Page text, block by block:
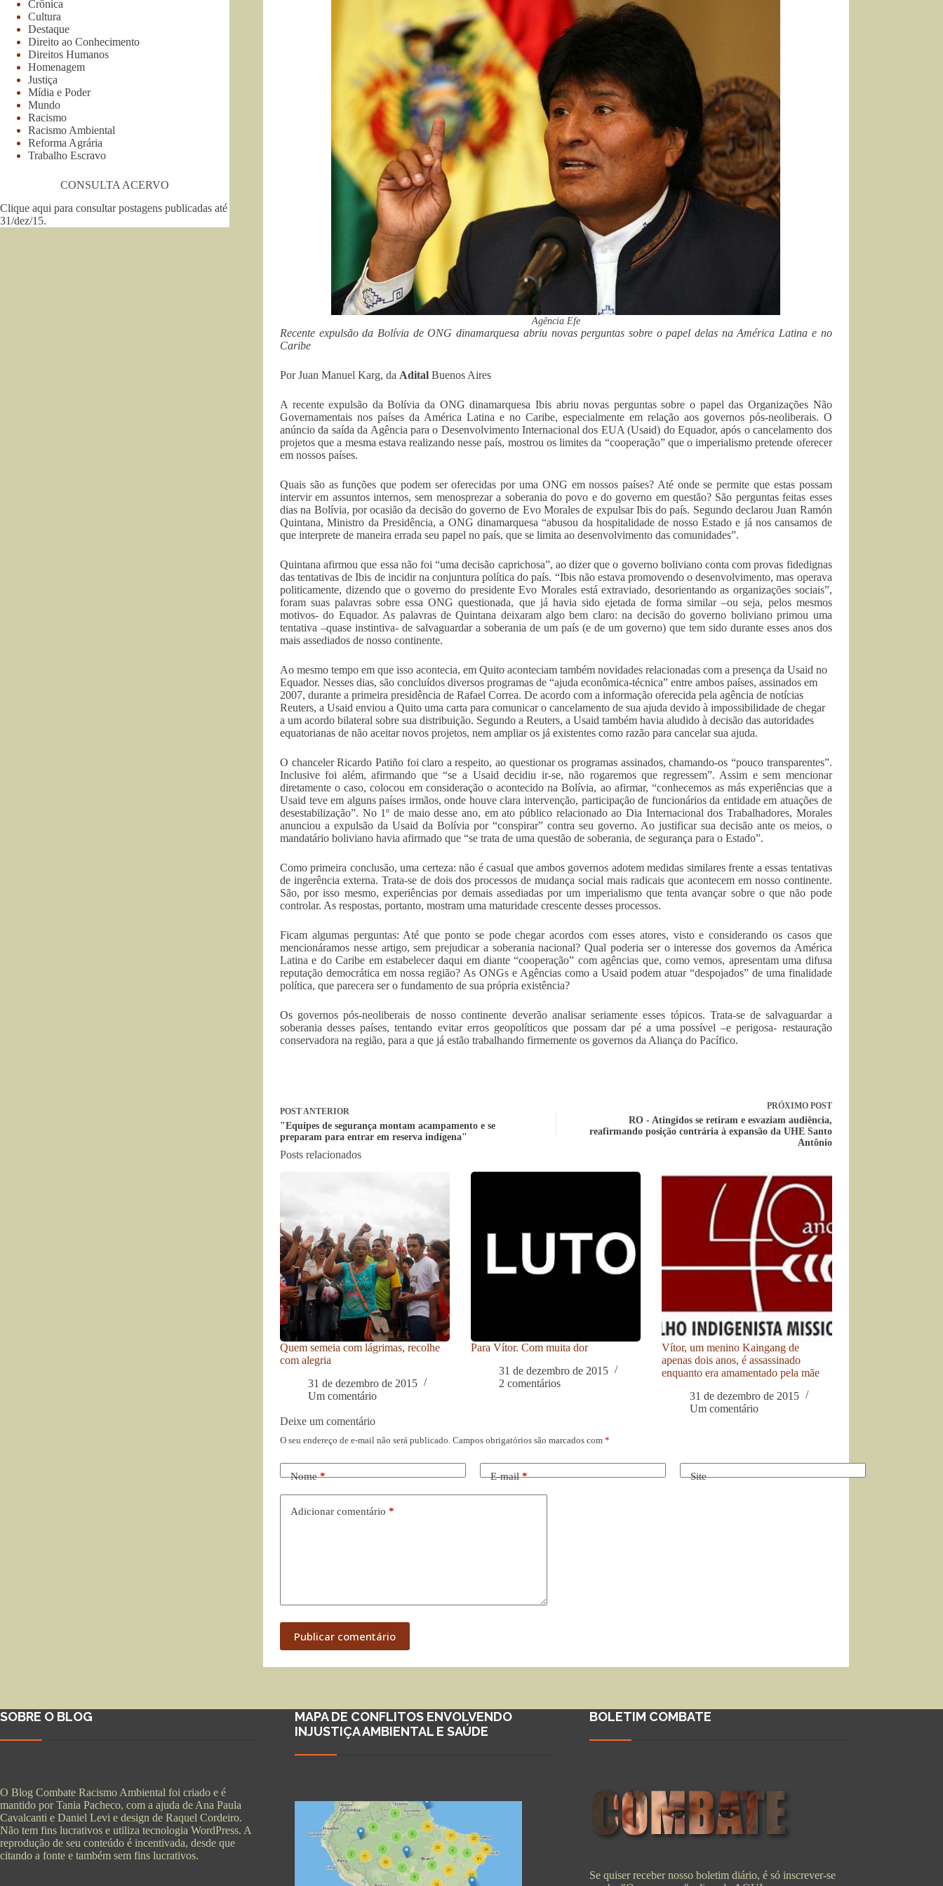
Agência Efe
Recente expulsão da Bolívia de ONG dinamarquesa abriu novas perguntas sobre o papel delas na América Latina e no
Caribe
Por Juan Manuel Karg, da AditalBuenos Aires
A recente expulsão da Bolívia da ONG dinamarquesa Ibis abriu novas perguntas sobre o papel das Organizações Não
Governamentais nos países da América Latina e no Caribe, especialmente em relação aos governos pós-neoliberais. O
anúncio da saída da Agência para o Desenvolvimento Internacional dos EUA (Usaid) do Equador, após o cancelamento dos
projetos que a mesma estava realizando nesse país, mostrou os limites da “cooperação” que o imperialismo pretende oferecer
em nossos países.
Quais são as funções que podem ser oferecidas por uma ONG em nossos países? Até onde se permite que estas possam
intervir em assuntos internos, sem menosprezar a soberania do povo e do governo em questão? São perguntas feitas esses
dias na Bolívia, por ocasião da decisão do governo de Evo Morales de expulsar Ibis do país. Segundo declarou Juan Ramón
Quintana, Ministro da Presidência, a ONG dinamarquesa “abusou da hospitalidade de nosso Estado e já nos cansamos de
que interprete de maneira errada seu papel no país, que se limita ao desenvolvimento das comunidades”.
Quintana afirmou que essa não foi “uma decisão caprichosa”, ao dizer que o governo boliviano conta com provas fidedignas
das tentativas de Ibis de incidir na conjuntura política do país. “Ibis não estava promovendo o desenvolvimento, mas operava
politicamente, dizendo que o governo do presidente Evo Morales está extraviado, desorientando as organizações sociais”,
foram suas palavras sobre essa ONG questionada, que já havia sido ejetada de forma similar –ou seja, pelos mesmos
motivos- do Equador. As palavras de Quintana deixaram algo bem claro: na decisão do governo boliviano primou uma
tentativa –quase instintiva- de salvaguardar a soberania de um país (e de um governo) que tem sido durante esses anos dos
mais assediados de nosso continente.
Ao mesmo tempo em que isso acontecia, em Quito aconteciam também novidades relacionadas com a presença da Usaid no
Equador. Nesses dias, são concluídos diversos programas de “ajuda econômica-técnica” entre ambos países, assinados em
2007, durante a primeira presidência de Rafael Correa. De acordo com a informação oferecida pela agência de notícias
Reuters, a Usaid enviou a Quito uma carta para comunicar o cancelamento de sua ajuda devido à impossibilidade de chegar
a um acordo bilateral sobre sua distribuição. Segundo a Reuters, a Usaid também havia aludido à decisão das autoridades
equatorianas de não aceitar novos projetos, nem ampliar os já existentes como razão para cancelar sua ajuda.
O chanceler Ricardo Patiño foi claro a respeito, ao questionar os programas assinados, chamando-os “pouco transparentes”.
Inclusive foi além, afirmando que “se a Usaid decidiu ir-se, não rogaremos que regressem”. Assim e sem mencionar
diretamente o caso, colocou em consideração o acontecido na Bolívia, ao afirmar, “conhecemos as más experiências que a
Usaid teve em alguns países irmãos, onde houve clara intervenção, participação de funcionários da entidade em atuações de
desestabilização”. No 1º de maio desse ano, em ato público relacionado ao Dia Internacional dos Trabalhadores, Morales
anunciou a expulsão da Usaid da Bolívia por “conspirar” contra seu governo. Ao justificar sua decisão ante os meios, o
mandatário boliviano havia afirmado que “se trata de uma questão de soberania, de segurança para o Estado”.
Como primeira conclusão, uma certeza: não é casual que ambos governos adotem medidas similares frente a essas tentativas
de ingerência externa. Trata-se de dois dos processos de mudança social mais radicais que acontecem em nosso continente.
São, por isso mesmo, experiências por demais assediadas por um imperialismo que tenta avançar sobre o que não pode
controlar. As respostas, portanto, mostram uma maturidade crescente desses processos.
Ficam algumas perguntas: Até que ponto se pode chegar acordos com esses atores, visto e considerando os casos que
mencionáramos nesse artigo, sem prejudicar a soberania nacional? Qual poderia ser o interesse dos governos da América
Latina e do Caribe em estabelecer daqui em diante “cooperação” com agências que, como vemos, apresentam uma difusa
reputação democrática em nossa região? As ONGs e Agências como a Usaid podem atuar “despojados” de uma finalidade
política, que parecera ser o fundamento de sua própria existência?
Os governos pós-neoliberais de nosso continente deverão analisar seriamente esses tópicos. Trata-se de salvaguardar a
soberania desses países, tentando evitar erros geopolíticos que possam dar pé a uma possível –e perigosa- restauração
conservadora na região, para a que já estão trabalhando firmemente os governos da Aliança do Pacífico.
POSTANTERIOR
"Equipes de segurança montam acampamento e se
preparam para entrar em reserva indígena"
PRÓXIMO POST
RO - Atingidos se retiram e esvaziam audiência,
reafirmando posição contrária à expansão da UHE Santo
Antônio
Posts relacionados
Quem semeia com lágrimas, recolhe
com alegria
31 de dezembro de 2015
Um comentário
Para Vítor. Com muita dor
31 de dezembro de 2015
2 comentários
Vítor, um menino Kaingang de
apenas dois anos, é assassinado
enquanto era amamentado pela mãe
31 de dezembro de 2015
Um comentário
Deixe um comentário
O seu endereço de e-mail não será publicado. Campos obrigatórios são marcados com *
Nome* E-mail* Site
Adicionar comentário *
Publicar comentário
Crônica
Cultura
Destaque
Direito ao Conhecimento
Direitos Humanos
Homenagem
Justiça
Mídia e Poder
Mundo
Racismo
Racismo Ambiental
Reforma Agrária
Trabalho Escravo
CONSULTA ACERVO
Clique aqui para consultar postagens publicadas até
31/dez/15.
SOBRE O BLOG
O Blog Combate Racismo Ambiental foi criado e é
mantido por Tania Pacheco, com a ajuda de Ana Paula
Cavalcanti e Daniel Levi e design de Raquel Cordeiro.
Não tem fins lucrativos e utiliza tecnologia WordPress. A
reprodução de seu conteúdo é incentivada, desde que
citando a fonte e também sem fins lucrativos.
MAPA DE CONFLITOS ENVOLVENDO
INJUSTIÇA AMBIENTAL E SAÚDE
BOLETIM COMBATE
Se quiser receber nosso boletim diário, é só inscrever-se